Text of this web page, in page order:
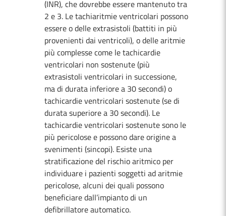
(INR), che dovrebbe essere mantenuto tra
2 e 3. Le tachiaritmie ventricolari possono
essere o delle extrasistoli (battiti in più
provenienti dai ventricoli), o delle aritmie
più complesse come le tachicardie
ventricolari non sostenute (più
extrasistoli ventricolari in successione,
ma di durata inferiore a 30 secondi) o
tachicardie ventricolari sostenute (se di
durata superiore a 30 secondi). Le
tachicardie ventricolari sostenute sono le
più pericolose e possono dare origine a
svenimenti (sincopi). Esiste una
stratificazione del rischio aritmico per
individuare i pazienti soggetti ad aritmie
pericolose, alcuni dei quali possono
beneficiare dall’impianto di un
defibrillatore automatico.